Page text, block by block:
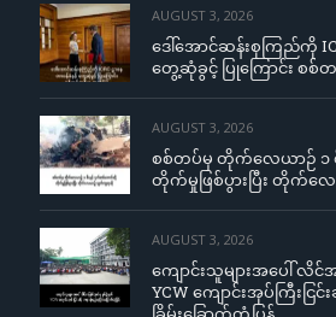
AUGUST 3, 2026
ဒေါ်အောင်ဆန်းစုကြည်ကို
တွေ့ဆုံခွင့် ပြုကြောင်း စစ်
AUGUST 3, 2026
စစ်တပ်မှ တိုက်လေယာဉ် ၁
တိုက်မှုဖြစ်ပွားပြီး တိုက်
AUGUST 3, 2026
ကျောင်းသူများအပေါ်
YCW ကျောင်းအုပ်ကြီးငြ